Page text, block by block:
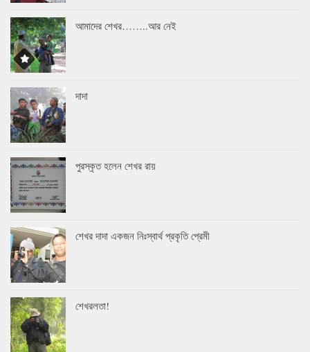
আমাদের শেখর……..আর নেই
দাদা
পুরস্কৃত হলেন শেখর রায়
শেখর দাদা একজন নিঃস্বার্থ প্রকৃতি প্রেমী
শেখরলতা!